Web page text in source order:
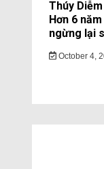
Thúy
Hơn 6
ngừng lại
October 4,